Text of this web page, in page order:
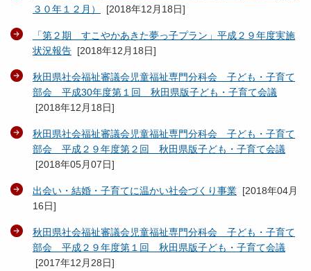
３０年１２月）
[2018年12月18日]
「第２期 すこやかあきた夢っ子プラン」平成２９年度実施
状況報告 [2018年12月18日]
秋田県社会福祉審議会児童福祉専門分科会 子ども・子育て
部会 平成30年度第１回 秋田県版子ども・子育て会議
[2018年12月18日]
秋田県社会福祉審議会児童福祉専門分科会 子ども・子育て
部会 平成２９年度第２回 秋田県版子ども・子育て会議
[2018年05月07日]
出会い・結婚・子育てに温かい社会づくり事業 [2018年04月
16日]
秋田県社会福祉審議会児童福祉専門分科会 子ども・子育て
部会 平成２９年度第１回 秋田県版子ども・子育て会議
[2017年12月28日]